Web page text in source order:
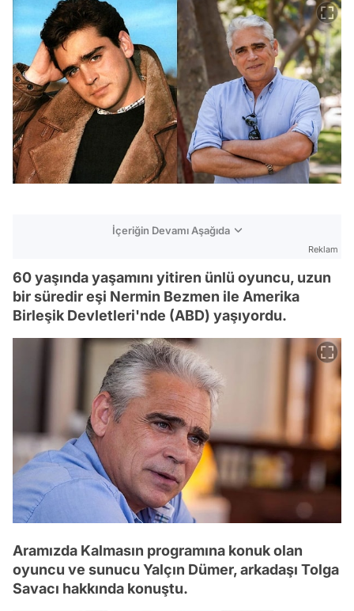
İçeriğin Devamı Aşağıda
Reklam
60 yaşında yaşamını yitiren ünlü oyuncu, uzun
bir süredir eşi Nermin Bezmen ile Amerika
Birleşik Devletleri'nde (ABD) yaşıyordu.
Aramızda Kalmasın programına konuk olan
oyuncu ve sunucu Yalçın Dümer, arkadaşı Tolga
Savacı hakkında konuştu.